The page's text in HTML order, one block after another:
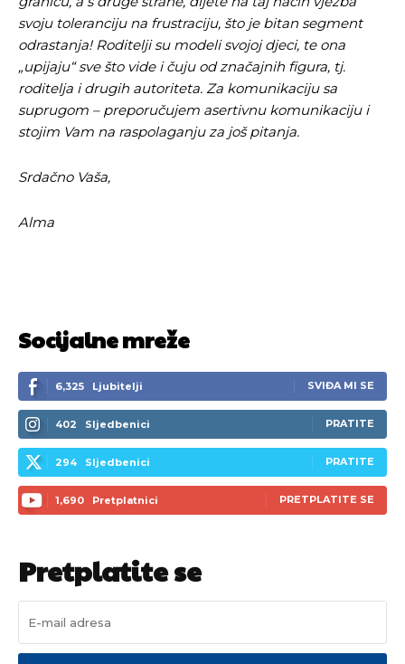
svoju toleranciju na frustraciju, što je bitan segment
odrastanja! Roditelji su modeli svojoj djeci, te ona
„upijaju“ sve što vide i čuju od značajnih figura, tj.
roditelja i drugih autoriteta. Za komunikaciju sa
suprugom – preporučujem asertivnu komunikaciju i
stojim Vam na raspolaganju za još pitanja.
Srdačno Vaša,
Alma
Socijalne mreže
6,325 Ljubitelji SVIĐA MI SE
402 Sljedbenici PRATITE
294 Sljedbenici PRATITE
1,690 Pretplatnici PRETPLATITE SE
Pretplatite se